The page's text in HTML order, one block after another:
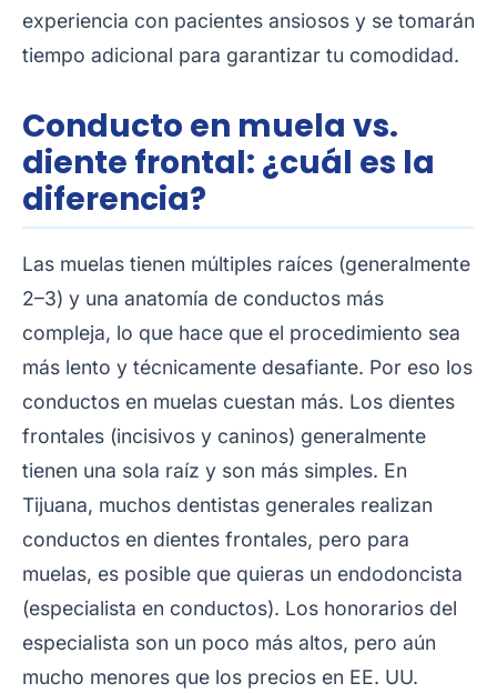
experiencia con pacientes ansiosos y se tomarán
tiempo adicional para garantizar tu comodidad.
Conducto en muela vs.
diente frontal: ¿cuál es la
diferencia?
Las muelas tienen múltiples raíces (generalmente
2–3) y una anatomía de conductos más
compleja, lo que hace que el procedimiento sea
más lento y técnicamente desafiante. Por eso los
conductos en muelas cuestan más. Los dientes
frontales (incisivos y caninos) generalmente
tienen una sola raíz y son más simples. En
Tijuana, muchos dentistas generales realizan
conductos en dientes frontales, pero para
muelas, es posible que quieras un endodoncista
(especialista en conductos). Los honorarios del
especialista son un poco más altos, pero aún
mucho menores que los precios en EE. UU.